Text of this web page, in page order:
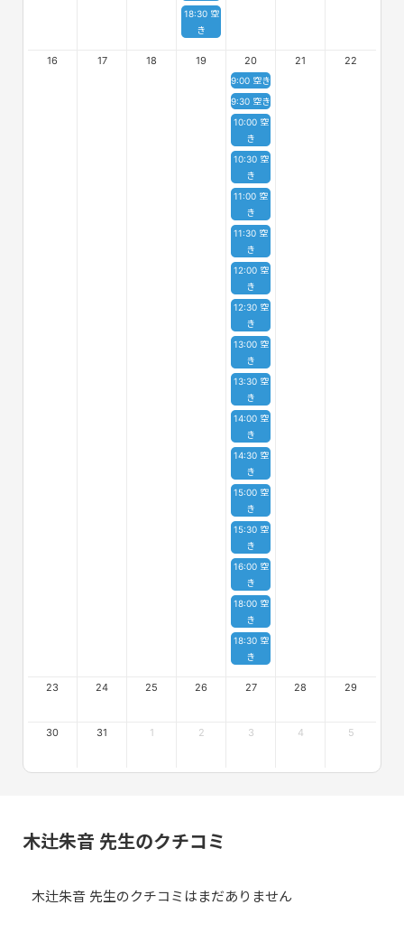
18:30 空
き
16 17 18 19 20
9:00 空き
9:30 空き
10:00 空
き
10:30 空
き
11:00 空
き
11:30 空
き
12:00 空
き
12:30 空
き
13:00 空
き
13:30 空
き
14:00 空
き
14:30 空
き
15:00 空
き
15:30 空
き
16:00 空
き
18:00 空
き
18:30 空
き
21 22
23 24 25 26 27 28 29
30 31 1 2 3 4 5
木辻朱音 先生のクチコミ
木辻朱音 先生のクチコミはまだありません